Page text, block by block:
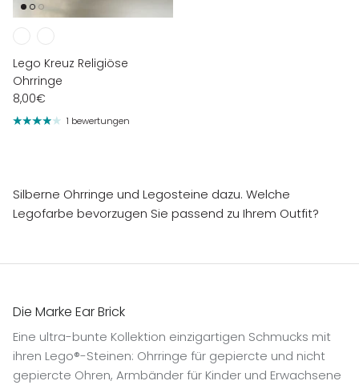
Lego Kreuz Religiöse
Ohrringe
8,00€
1 bewertungen
Silberne Ohrringe und Legosteine ​​dazu. Welche
Legofarbe bevorzugen Sie passend zu Ihrem Outfit?
Die Marke Ear Brick
Eine ultra-bunte Kollektion einzigartigen Schmucks mit
ihren Lego®-Steinen: Ohrringe für gepiercte und nicht
gepiercte Ohren, Armbänder für Kinder und Erwachsene